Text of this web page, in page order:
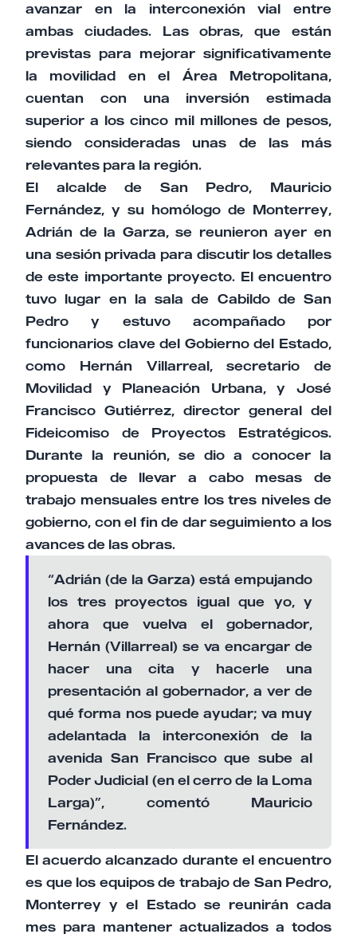
avanzar en la interconexión vial entre
ambas ciudades. Las obras, que están
previstas para mejorar significativamente
la movilidad en el Área Metropolitana,
cuentan con una inversión estimada
superior a los cinco mil millones de pesos,
siendo consideradas unas de las más
relevantes para la región.
El alcalde de San Pedro, Mauricio
Fernández, y su homólogo de Monterrey,
Adrián de la Garza, se reunieron ayer en
una sesión privada para discutir los detalles
de este importante proyecto. El encuentro
tuvo lugar en la sala de Cabildo de San
Pedro y estuvo acompañado por
funcionarios clave del Gobierno del Estado,
como Hernán Villarreal, secretario de
Movilidad y Planeación Urbana, y José
Francisco Gutiérrez, director general del
Fideicomiso de Proyectos Estratégicos.
Durante la reunión, se dio a conocer la
propuesta de llevar a cabo mesas de
trabajo mensuales entre los tres niveles de
gobierno, con el fin de dar seguimiento a los
avances de las obras.
“Adrián (de la Garza) está empujando
los tres proyectos igual que yo, y
ahora que vuelva el gobernador,
Hernán (Villarreal) se va encargar de
hacer una cita y hacerle una
presentación al gobernador, a ver de
qué forma nos puede ayudar; va muy
adelantada la interconexión de la
avenida San Francisco que sube al
Poder Judicial (en el cerro de la Loma
Larga)”, comentó Mauricio
Fernández.
El acuerdo alcanzado durante el encuentro
es que los equipos de trabajo de San Pedro,
Monterrey y el Estado se reunirán cada
mes para mantener actualizados a todos